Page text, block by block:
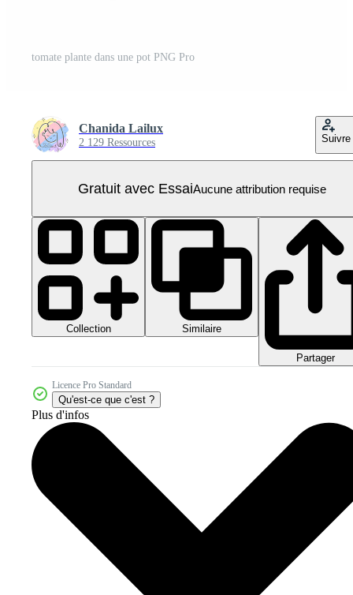
tomate plante dans une pot PNG Pro
Chanida Lailux
2 129 Ressources Suivre
Gratuit avec EssaiAucune attribution requise
Collection Similaire
Partager
Licence Pro Standard
Qu'est-ce que c'est ?
Plus d'infos